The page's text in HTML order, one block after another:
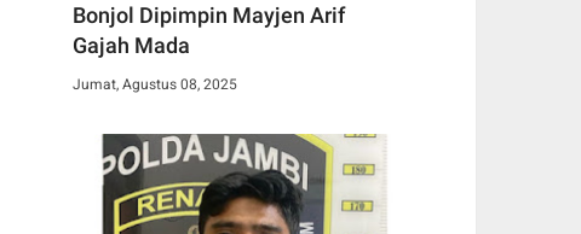
Bonjol Dipimpin Mayjen Arif
Gajah Mada
Jumat, Agustus 08, 2025